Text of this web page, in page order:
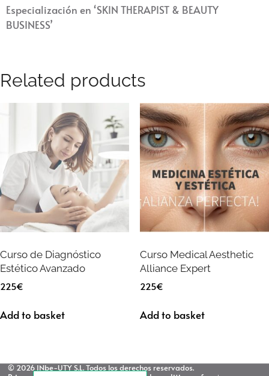
Especialización en ‘SKIN THERAPIST & BEAUTY
BUSINESS’
Related products
Curso de Diagnóstico
Estético Avanzado
225€
Add to basket
Curso Medical Aesthetic
Alliance Expert
225€
Add to basket
© 2026 INbe-UTY S.L. Todos los derechos reservados.